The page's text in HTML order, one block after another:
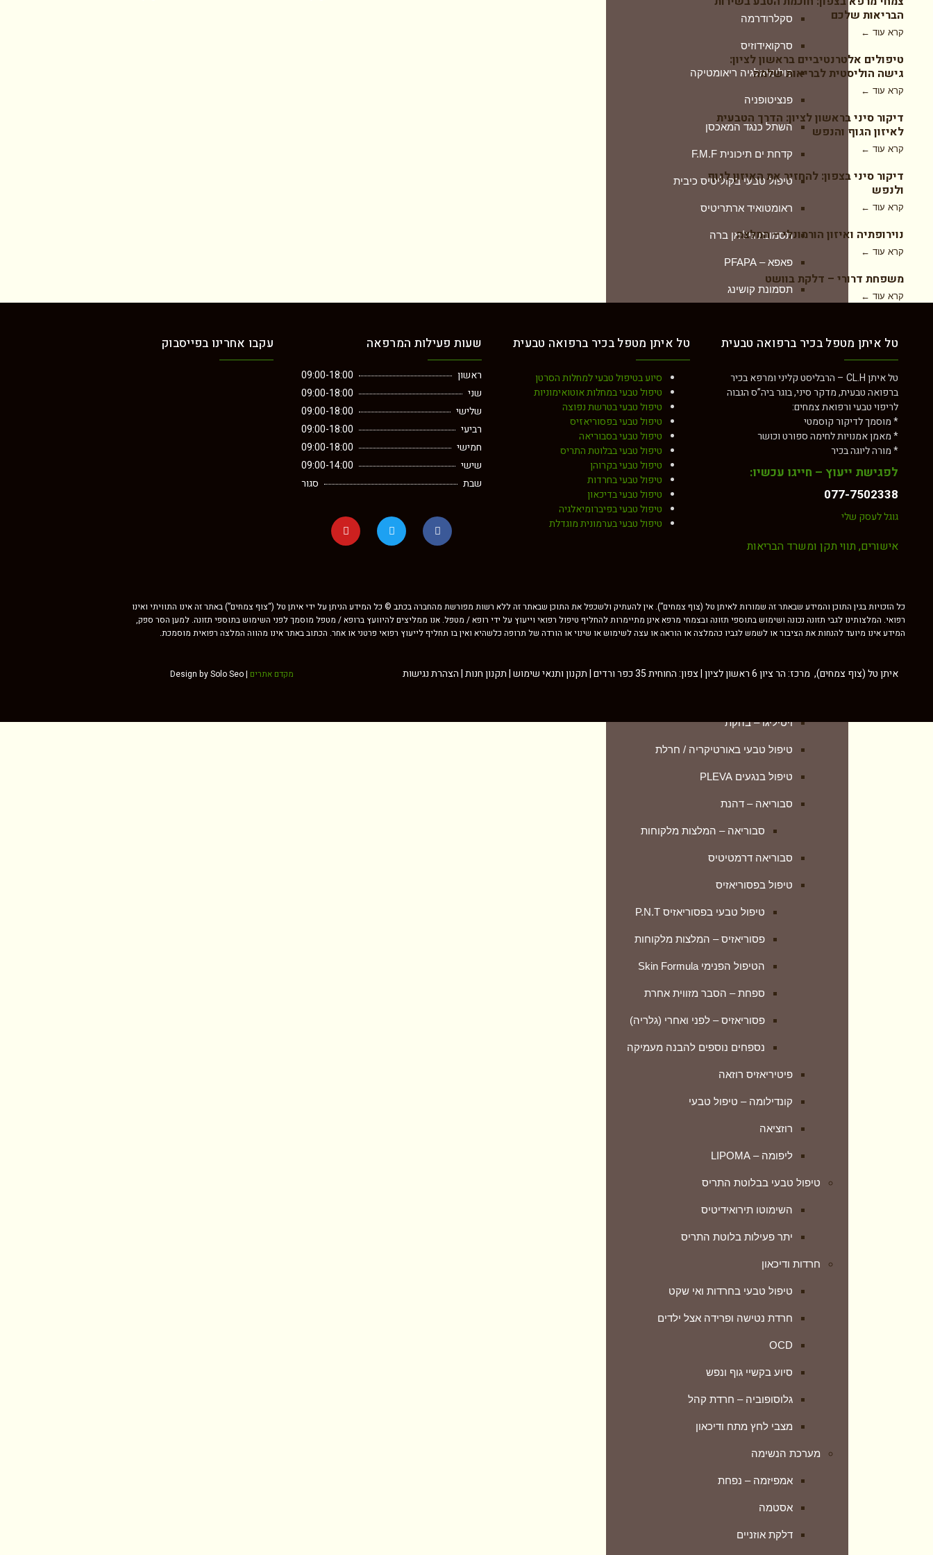
תסמונת קושינג
מחלות סרטן
לוקמיה מיאלואידית חריפה
מלנומה ומלנומה גרורתית
סרטן במיתרי הקול
סרטן כבד
סרטן הלבלב
סרטן הערמונית ו-PSA גבוה
סרטן השד
סרטן שלפוחית השתן
שוונומה וסטיבולרית
אורטיקריה פיגמנטוזה
אקנה
אטופיק דרמטיטיס
טיפול טבעי באורטיקריה / חרלת
טיפול בפסוריאזיס
פסוריאזיס – המלצות מלקוחות
ספחת – הסבר מזווית אחרת
פסוריאזיס – לפני ואחרי (גלריה)
נספחים נוספים להבנה מעמיקה
פיטיריאזיס רוזאה
קונדילומה – טיפול טבעי
רוזציאה
ליפומה – LIPOMA
טיפול טבעי בבלוטת התריס
השימוטו תירואידיטיס
יתר פעילות בלוטת התריס
חרדות ודיכאון
טיפול טבעי בחרדות ואי שקט
חרדת נטישה ופרידה אצל ילדים
OCD
סיוע בקשיי גוף ונפש
גלוסופוביה – חרדת קהל
מצבי לחץ מתח ודיכאון
מערכת הנשימה
אמפיזמה – נפחת
אסטמה
דלקת אוזניים
דלקת סינוסיטיס (גתות)
טטרנות – אובדן חוש הריח
כאבי גרון
ליחה
תסמונת C.C.H.S
מערכת העיכול
טיפול טבעי בבקע סרעפתי
טיפול בגזים
גסטריטיס
דיבריטיקוליטיס – דלקת הסעיפים
סקלרודרמה
סרקואידוזיס
פולימיאלגיה ריאומטיקה
‏פנציטופניה
השתל כנגד המאכסן
קדחת ים תיכונית F.M.F
טיפול טבעי בקוליטיס כיבית
ראומטואיד ארתריטיס
תסמונת גיליאן ברה
פאפא – PFAPA
תסמונת קושינג
לוקמיה מיאלואידית חריפה
סרטן במיתרי הקול
סרטן הערמונית ו-PSA גבוה
אורטיקריה פיגמנטוזה
אטופיק דרמטיטיס
ויטיליגו – בהקת
טיפול טבעי באורטיקריה / חרלת
טיפול בנגעים PLEVA
סבוריאה – דהנת
סבוריאה – המלצות מלקוחות
סבוריאה דרמטיטיס
טיפול בפסוריאזיס
טיפול טבעי בפסוריאזיס P.N.T
פסוריאזיס – המלצות מלקוחות
הטיפול הפנימי Skin Formula
ספחת – הסבר מזווית אחרת
פסוריאזיס – לפני ואחרי (גלריה)
נספחים נוספים להבנה מעמיקה
פיטיריאזיס רוזאה
קונדילומה – טיפול טבעי
רוזציאה
ליפומה – LIPOMA
טיפול טבעי בבלוטת התריס
השימוטו תירואידיטיס
יתר פעילות בלוטת התריס
חרדות ודיכאון
טיפול טבעי בחרדות ואי שקט
חרדת נטישה ופרידה אצל ילדים
OCD
סיוע בקשיי גוף ונפש
גלוסופוביה – חרדת קהל
מצבי לחץ מתח ודיכאון
מערכת הנשימה
אמפיזמה – נפחת
אסטמה
דלקת אוזניים
הבריאות שלכם
קרא עוד ←
טיפולים אלטרנטיביים בראשון לציון:
גישה הוליסטית לבריאות שלמה
קרא עוד ←
דיקור סיני בראשון לציון: הדרך הטבעית
לאיזון הגוף והנפש
קרא עוד ←
דיקור סיני בצפון: להחזיר את האיזון לגוף
ולנפש
קרא עוד ←
נוירופתיה ואיזון הורמונלי – המלצה
קרא עוד ←
משפחת דרורי – דלקת בוושט
קרא עוד ←
טל איתן מטפל בכיר ברפואה טבעית
טל איתן CL.H – הרבליסט קליני ומרפא בכיר
ברפואה טבעית, מדקר סיני, בוגר ביה”ס הגבוה
לריפוי טבעי ורפואת צמחים:
* מוסמך לדיקור קוסמטי
* מאמן אמנויות לחימה ספורט וכושר
* מורה ליוגה בכיר
לפגישת ייעוץ – חייגו עכשיו:
077-7502338
גוגל לעסק שלי
אישורים, תווי תקן ומשרד הבריאות
טל איתן מטפל בכיר ברפואה טבעית
סיוע בטיפול טבעי למחלות הסרטן
טיפול טבעי במחלות אוטואימוניות
טיפול טבעי בטרשת נפוצה
טיפול טבעי בפסוריאזיס
טיפול טבעי בסבוריאה
טיפול טבעי בבלוטת התריס
טיפול טבעי בקרוהן
טיפול טבעי בחרדות
טיפול טבעי בדיכאון
טיפול טבעי בפיברומיאלגיה
טיפול טבעי בערמונית מוגדלת
שעות פעילות המרפאה
ראשון
09:00-18:00
שני
09:00-18:00
שלישי
09:00-18:00
רביעי
09:00-18:00
חמישי
09:00-18:00
שישי
09:00-14:00
שבת
סגור
עקבו אחרינו בפייסבוק
כל הזכויות בגין התוכן והמידע שבאתר זה שמורות לאיתן טל (צוף צמחים”). אין להעתיק ולשכפל את התוכן שבאתר זה ללא רשות מפורשת מהחברה בכתב © כל המידע הניתן על ידי איתן טל (“צוף צמחים”) באתר זה אינו התוויתי ואינו
רפואי. המלצותינו לגבי תזונה נכונה ושימוש בתוספי תזונה ובצמחי מרפא אינן מתיימרות להחליף טיפול רפואי וייעוץ על ידי רופא / מטפל. אנו ממליצים להיוועץ ברופא / מטפל מוסמך לפני השימוש בתוספי תזונה. למען הסר ספק,
המידע אינו מיועד להנחות את הציבור או לשמש לגביו כהמלצה או הוראה או עצה לשימוש או שינוי או הורדה של תרופה כלשהיא ואין בו תחליף לייעוץ רפואי פרטני או אחר. הכתוב באתר אינו מהווה המלצה רפואית מוסמכת.
איתן טל (צוף צמחים), מרכז: הר ציון 6 ראשון לציון | צפון: החוחית 35 כפר ורדים | תקנון ותנאי שימוש|תקנון חנות|הצהרת נגישות Design by Solo Seo | מקדם אתרים